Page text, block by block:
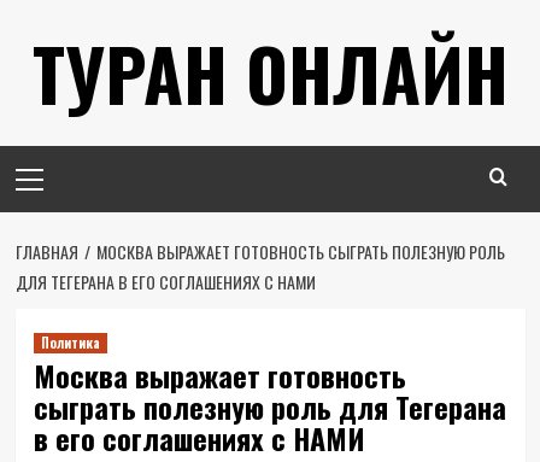
содержимому
ТУРАН ОНЛАЙН
меню
ГЛАВНАЯ
МОСКВА ВЫРАЖАЕТ ГОТОВНОСТЬ СЫГРАТЬ ПОЛЕЗНУЮ РОЛЬ
ДЛЯ ТЕГЕРАНА В ЕГО СОГЛАШЕНИЯХ С НАМИ
Политика
Москва выражает готовность
сыграть полезную роль для Тегерана
в его соглашениях с НАМИ